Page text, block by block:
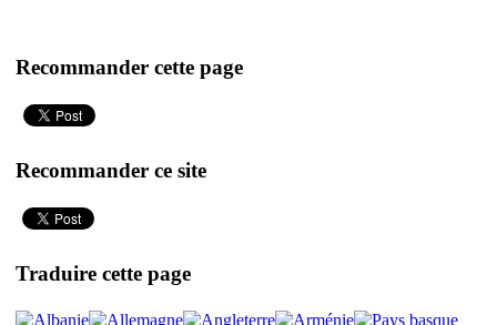
Recommander cette page
Recommander ce site
Traduire cette page